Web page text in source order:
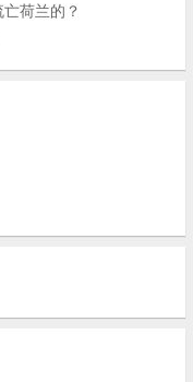
荷兰的？